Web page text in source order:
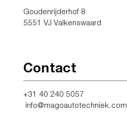
Goudenrijderhof 8
5551 VJ Valkenswaard
Contact
+31 40 240 5057
info@magoautotechniek.com